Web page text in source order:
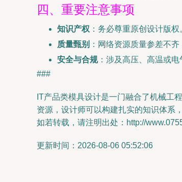
四、重要注意事项
知识产权 ：务必尊重原创设计版
质量甄别 ：网络资源质量参差不
安全与合规：涉及高压、高温或电
###
IT产品类模具设计是一门融合了机械工
资源，设计师可以构建扎实的知识体系
如若转载，请注明出处：http://
更新时间：2026-08-06 05:52:06